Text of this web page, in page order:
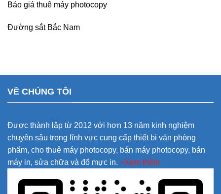
Báo giá thuê máy photocopy
Đường sắt Bắc Nam
VỀ CHÚNG TÔI
Được thành lập từ 2012 với hơn 13 năm kinh nghiệm
chuyên sâu trong lĩnh vực cung cấp thiết bị văn phòng
phẩm, cho thuê máy photocopy, bán máy photocopy, bán
máy in, sửa chữa và đổ mực in. +Xem thêm